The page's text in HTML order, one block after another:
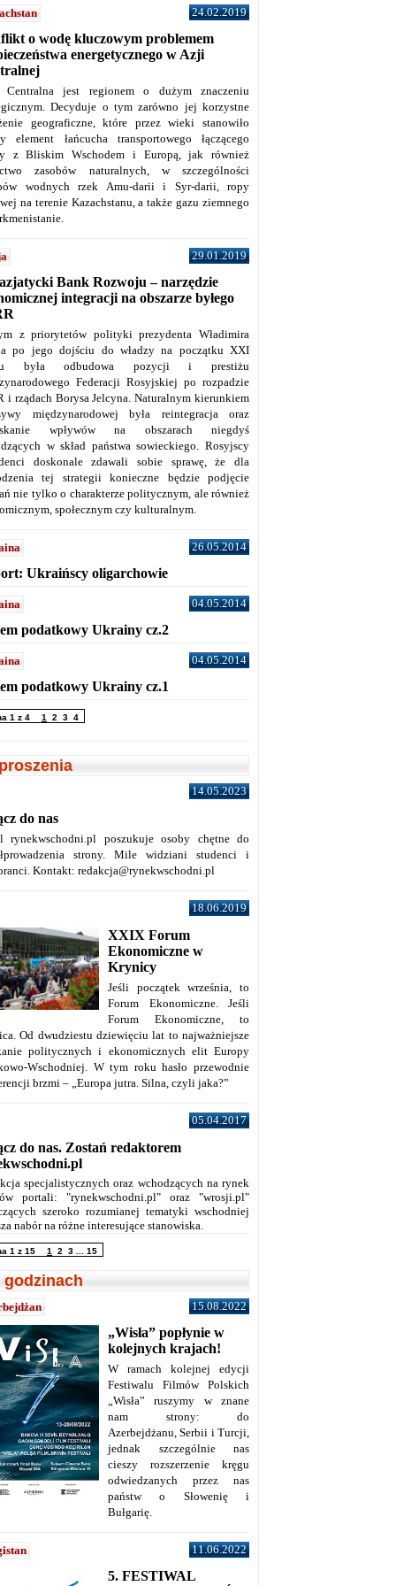
24.02.2019
o wodę kluczowym problemem
energetycznego w Azji
Centralna jest regionem o dużym znaczeniu
Decyduje o tym zarówno jej korzystne
geograficzne, które przez wieki stanowiło
element łańcucha transportowego łączącego
z Bliskim Wschodem i Europą, jak również
zasobów naturalnych, w szczególności
wodnych rzek Amu-darii i Syr-darii, ropy
na terenie Kazachstanu, a także gazu ziemnego
29.01.2019
Bank Rozwoju – narzędzie
integracji na obszarze byłego
z priorytetów polityki prezydenta Władimira
po jego dojściu do władzy na początku XXI
była odbudowa pozycji i prestiżu
Federacji Rosyjskiej po rozpadzie
i rządach Borysa Jelcyna. Naturalnym kierunkiem
międzynarodowej była reintegracja oraz
wpływów na obszarach niegdyś
w skład państwa sowieckiego. Rosyjscy
doskonale zdawali sobie sprawę, że dla
tej strategii konieczne będzie podjęcie
nie tylko o charakterze politycznym, ale również
społecznym czy kulturalnym.
26.05.2014
Ukraińscy oligarchowie
04.05.2014
podatkowy Ukrainy cz.2
04.05.2014
podatkowy Ukrainy cz.1
1 z 4 1 2 3 4
14.05.2023
do nas
rynekwschodni.pl poszukuje osoby chętne do
strony. Mile widziani studenci i
Kontakt: redakcja@rynekwschodni.pl
18.06.2019
XXIX Forum
Ekonomiczne w
Krynicy
Jeśli początek września, to
Forum Ekonomiczne. Jeśli
Forum Ekonomiczne, to
Od dwudziestu dziewięciu lat to najważniejsze
politycznych i ekonomicznych elit Europy
Wschodniej. W tym roku hasło przewodnie
brzmi – „Europa jutra. Silna, czyli jaka?”
05.04.2017
do nas. Zostań redaktorem
specjalistycznych oraz wchodzących na rynek
portali: "rynekwschodni.pl" oraz "wrosji.pl"
szeroko rozumianej tematyki wschodniej
nabór na różne interesujące stanowiska.
1 z 15 1 2 3 15
godzinach
15.08.2022
„Wisła” popłynie w
kolejnych krajach!
W ramach kolejnej edycji
Festiwalu Filmów Polskich
„Wisła” ruszymy w znane
nam strony: do
Azerbejdżanu, Serbii i Turcji,
jednak szczególnie nas
cieszy rozszerzenie kręgu
odwiedzanych przez nas
państw o Słowenię i
Bułgarię.
11.06.2022
5. FESTIWAL